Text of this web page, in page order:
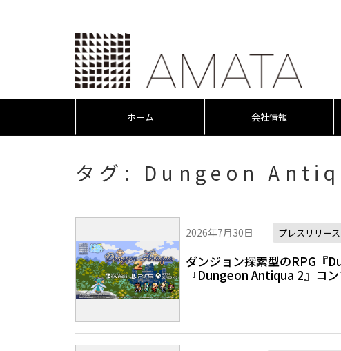
ホーム 会社情報
タグ: Dungeon
2026年7月30日 プレスリリース
ダンジョン探索型のRPG『
『Dungeon Antiqua 2』コ